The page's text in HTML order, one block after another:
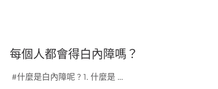
每個人都會得白內障嗎？
#什麼是白內障呢 ? 1. 什麼是 …